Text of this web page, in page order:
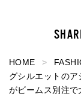
HOME
グシルエットのア
がビームス別注で